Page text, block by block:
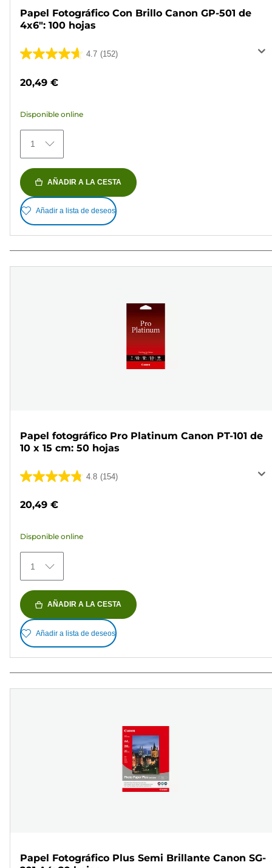
Papel Fotográfico Con Brillo Canon GP-501 de
4x6": 100 hojas
4.7 (152)
4.7
5
152
reseñas
20,49 €
Disponible online
1
AÑADIR A LA CESTA
Añadir a lista de deseos
Papel fotográfico Pro Platinum Canon PT-101 de
10 x 15 cm: 50 hojas
4.8 (154)
4.8
154
reseñas
20,49 €
Disponible online
1
AÑADIR A LA CESTA
Añadir a lista de deseos
Papel Fotográfico Plus Semi Brillante Canon SG-